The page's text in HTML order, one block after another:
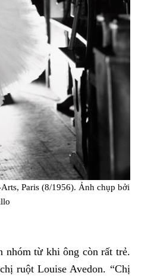
Paris (8/1956). Ảnh chụp bởi
nhóm từ khi ông còn rất trẻ.
ruột Louise Avedon. “Chị